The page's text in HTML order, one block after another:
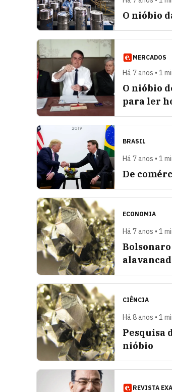
O nióbio
MERCADOS
Há 7 anos • 1
O nióbio
para ler
BRASIL
Há 7 anos • 1
De
ECONOMIA
Há 7 anos • 1
Bolsonaro
CIÊNCIA
Há 8 anos • 1
Pesquisa
nióbio
REVISTA